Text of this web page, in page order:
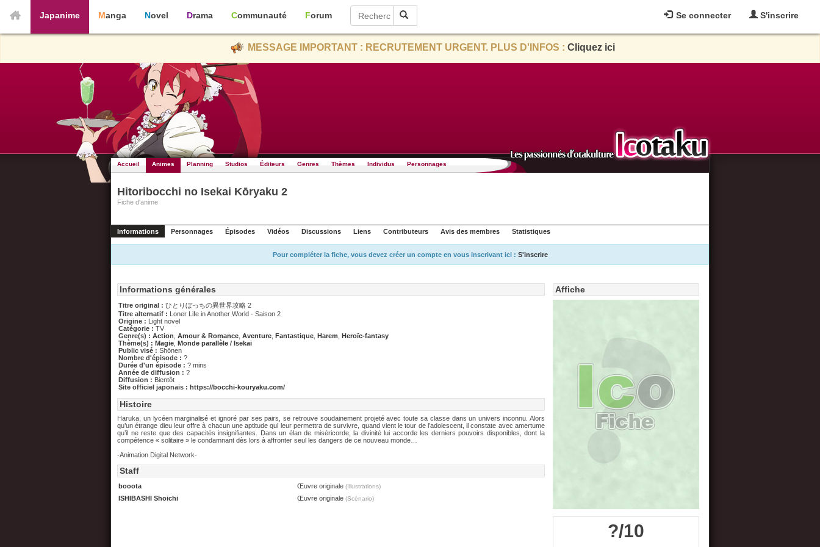
Se connecter S'inscrire
Japanime Manga Novel Drama Communauté Forum
MESSAGE IMPORTANT : RECRUTEMENT URGENT. PLUS D'INFOS : Cliquez ici
Accueil Animes Planning Studios Éditeurs Genres Thèmes Individus Personnages
Hitoribocchi no Isekai Kōryaku 2
Fiche d'anime
Informations Personnages Épisodes Vidéos Discussions Liens Contributeurs Avis des membres Statistiques
Pour compléter la fiche, vous devez créer un compte en vous inscrivant ici : S'inscrire
Affiche
?/10
Informations générales
Titre original : ひとりぼっちの異世界攻略 2
Titre alternatif : Loner Life in Another World - Saison 2
Origine : Light novel
Catégorie : TV
Genre(s) : Action Amour & Romance Aventure Fantastique Harem Heroïc-fantasy
Thème(s) : Magie Monde parallèle / Isekai
Public visé : Shōnen
Nombre d'épisode : ?
Durée d'un épisode : ? mins
Année de diffusion : ?
Diffusion : Bientôt
Site officiel japonais : https://bocchi-kouryaku.com/
Histoire
Haruka, un lycéen marginalisé et ignoré par ses pairs, se retrouve soudainement projeté avec toute sa classe dans un univers inconnu. Alors
qu’un étrange dieu leur offre à chacun une aptitude qui leur permettra de survivre, quand vient le tour de l’adolescent, il constate avec amertume
qu’il ne reste que des capacités insignifiantes. Dans un élan de miséricorde, la divinité lui accorde les derniers pouvoirs disponibles, dont la
compétence « solitaire » le condamnant dès lors à affronter seul les dangers de ce nouveau monde…
-Animation Digital Network-
Staff
booota Œuvre originale (Illustrations)
ISHIBASHI Shoichi Œuvre originale (Scénario)